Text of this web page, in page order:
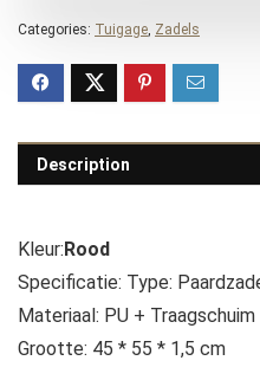
Categories: Tuigage Zadels
Description
Kleur:Rood
Specificatie: Type:
Materiaal: PU + Traagschuim
Grootte: 45 * 55 * 1,5 cm